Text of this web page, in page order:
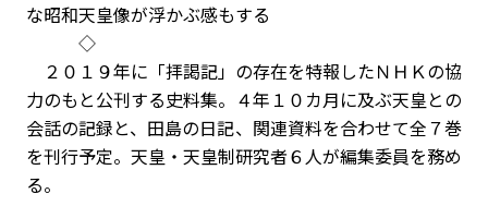
な昭和天皇像が浮かぶ感もする
◇
２０１９年に「拝謁記」の存在を特報したＮＨＫの協
力のもと公刊する史料集。４年１０カ月に及ぶ天皇との
会話の記録と、田島の日記、関連資料を合わせて全７巻
を刊行予定。天皇・天皇制研究者６人が編集委員を務め
る。